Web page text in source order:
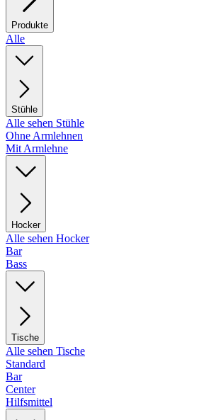
Produkte
Alle
Stühle
Alle sehen Stühle
Ohne Armlehnen
Mit Armlehne
Hocker
Alle sehen Hocker
Bar
Bass
Tische
Alle sehen Tische
Standard
Bar
Center
Hilfsmittel